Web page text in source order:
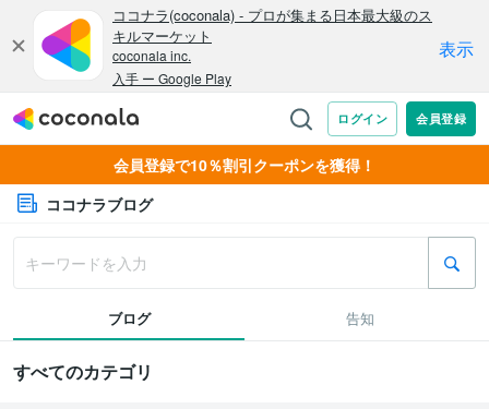
会員登録で10％割引クーポンを獲得！
ココナラブログ
ブログ 告知
すべてのカテゴリ